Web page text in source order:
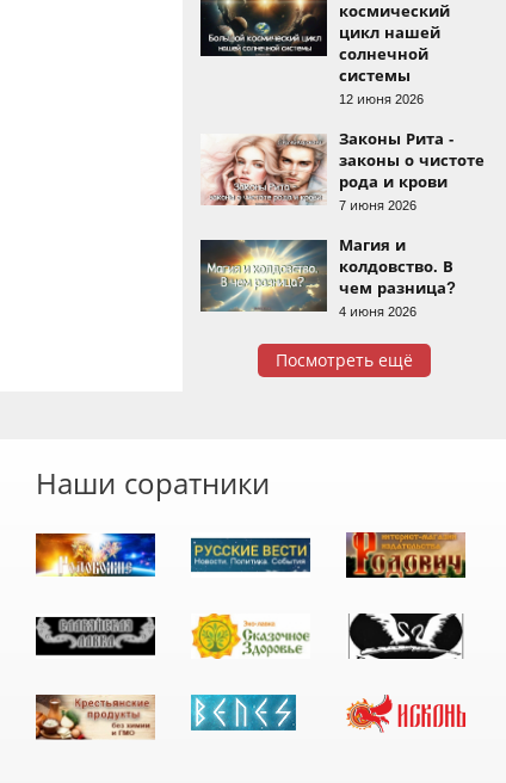
космический
цикл нашей
солнечной
системы
12 июня 2026
Законы Рита -
законы о чистоте
рода и крови
7 июня 2026
Магия и
колдовство. В
чем разница?
4 июня 2026
Посмотреть ещё
Наши соратники